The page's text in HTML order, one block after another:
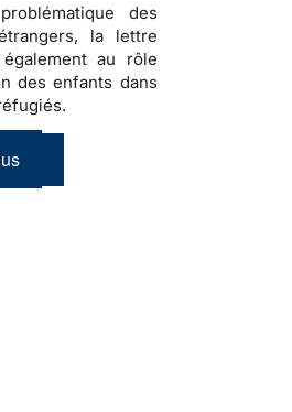
des
la lettre
au rôle
des enfants dans